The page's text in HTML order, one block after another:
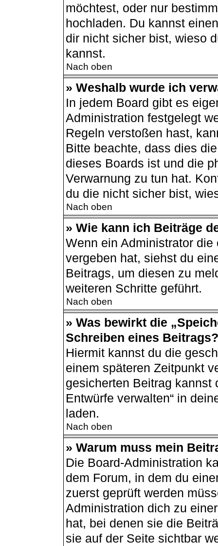
möchtest, oder nur
hochladen. Du kannst
dir nicht sicher bist, wieso
kannst.
Nach oben
» Weshalb wurde ich
In jedem Board gibt es
Administration festgelegt
Regeln verstoßen hast,
Bitte beachte, dass dies
dieses Boards ist und die
Verwarnung zu tun hat.
du die nicht sicher bist,
Nach oben
» Wie kann ich Beiträge
Wenn ein Administrator
vergeben hat, siehst du
Beitrags, um diesen zu
weiteren Schritte geführt.
Nach oben
» Was bewirkt die
Schreiben eines Beitrags?
Hiermit kannst du die
einem späteren Zeitpunkt
gesicherten Beitrag kannst
Entwürfe verwalten“ in
laden.
Nach oben
» Warum muss mein
Die Board-Administration
dem Forum, in dem du
zuerst geprüft werden
Administration dich zu
hat, bei denen sie die
sie auf der Seite sichtbar